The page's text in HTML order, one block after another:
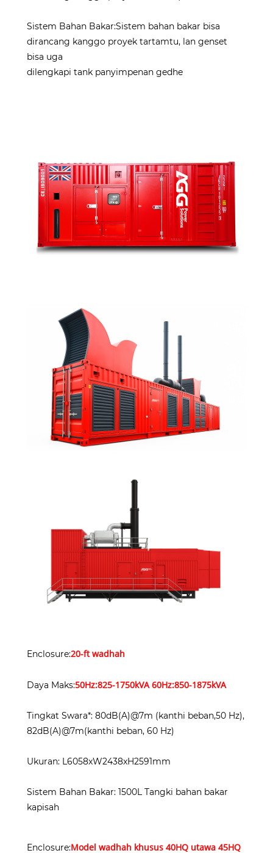
Sistem Bahan Bakar:Sistem bahan bakar bisa
dirancang kanggo proyek tartamtu, lan genset
bisa uga
dilengkapi tank panyimpenan gedhe
Enclosure:20-ft wadhah
Daya Maks:50Hz:825-1750kVA 60Hz:850-1875kVA
Tingkat Swara*: 80dB(A)@7m (kanthi beban,50 Hz),
82dB(A)@7m(kanthi beban, 60 Hz)
Ukuran: L6058xW2438xH2591mm
Sistem Bahan Bakar: 1500L Tangki bahan bakar
kapisah
Enclosure:Model wadhah khusus 40HQ utawa 45HQ